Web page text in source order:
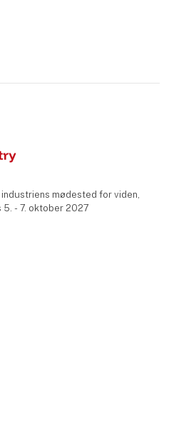
industriens mødested for viden,
- 7. oktober 2027